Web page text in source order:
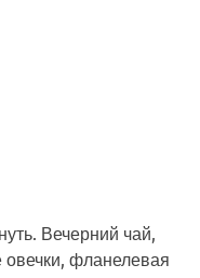
Вечерний чай,
фланелевая